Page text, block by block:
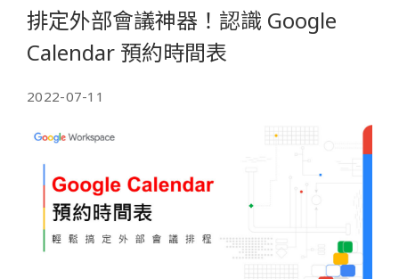
排定外部會議神器！認識 Google
Calendar 預約時間表
2022-07-11